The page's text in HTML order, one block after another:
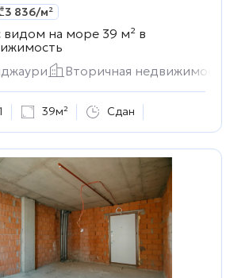
3 836/м²
видом на море 39 м² в
Вторичная недвижимость
39м² Сдан